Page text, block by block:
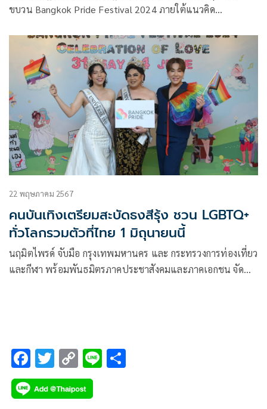
ขบวน Bangkok Pride Festival 2024 ภายใต้แนวคิด
เพศ และพื้นที่สร้างสรรค์ทางวัฒนธรรมสำหรับชุมชน
22 พฤษภาคม 2567
คนบันเทิงเตรียมสะบัดธงสีรุ้ง ชวน LGBTQ+
ทั่วโลกรวมตัวที่ไทย 1 มิถุนายนนี้
นฤมิตไพรด์ จับมือ กรุงเทพมหานคร และ กระทรวงการท่องเที่ยว
และกีฬา พร้อมพันธมิตรภาคประชาสังคมและภาคเอกชน จัด
F
ac
e
T
wi
tt
C
o
p
Li